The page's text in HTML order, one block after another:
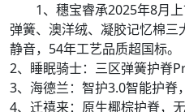
1、穗宝睿承2025年8月上
弹簧、澳洋绒、凝胶记忆棉
静音，54年工艺品质超国标。
2、睡眠骑士：三区弹簧护脊
3、海德兰：智护3.0智能护脊
4、迁禧来：原生椰棕护脊，